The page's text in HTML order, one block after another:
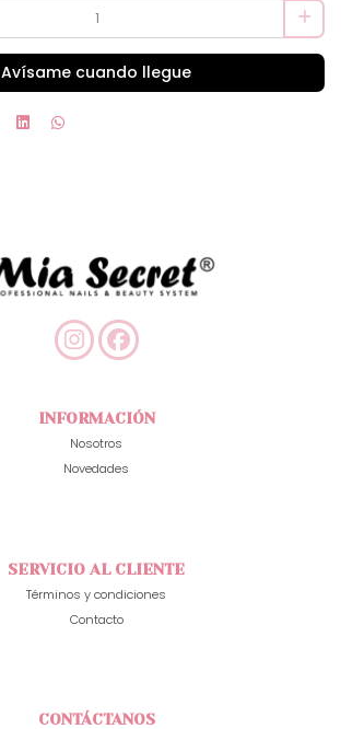
Avísame cuando llegue
INFORMACIÓN
Nosotros
Novedades
SERVICIO AL CLIENTE
Términos y condiciones
Contacto
CONTÁCTANOS